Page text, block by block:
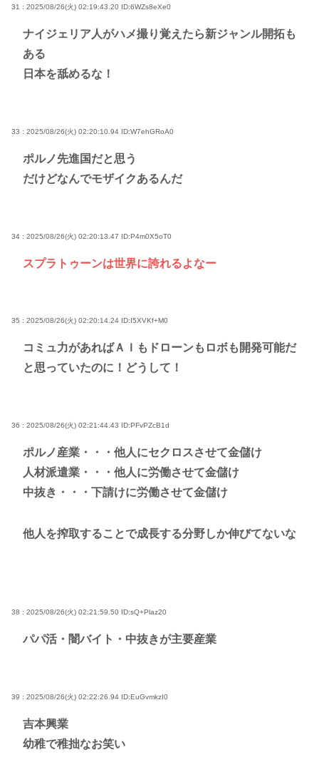
31 : 2025/08/26(火) 02:19:43.20 ID:6WZs8eXe0
ナイジェリア人がハメ撮り覚えたら新ジャンル開拓も
ある
日本を舐めるな！
33 : 2025/08/26(火) 02:20:10.94 ID:W7ehGRoA0
ポルノ先進国だと思う
だけどなんでモザイクあるんだ
34 : 2025/08/26(火) 02:20:13.47 ID:P4m0X5oT0
スプラトゥーンは世界に誇れるよなー
35 : 2025/08/26(火) 02:20:14.24 ID:I5XVKf+M0
コミュ力があればＡＩもドローンもロボも開発可能だ
と思っていたのに！どうして！
36 : 2025/08/26(火) 02:21:44.43 ID:PFvPZcB1d
ポルノ産業・・・他人にセクロスさせて金儲け
人材派遣業・・・他人に労働させて金儲け
中抜き・・・下請けに労働させて金儲け
他人を搾取することで成長する分野しか伸びてないな
38 : 2025/08/26(火) 02:21:59.50 ID:sQ+Plaz20
パパ活・闇バイト・中抜きが主要産業
39 : 2025/08/26(火) 02:22:26.94 ID:EuGvmkzI0
吉本興業
幼稚で稚拙なお笑い